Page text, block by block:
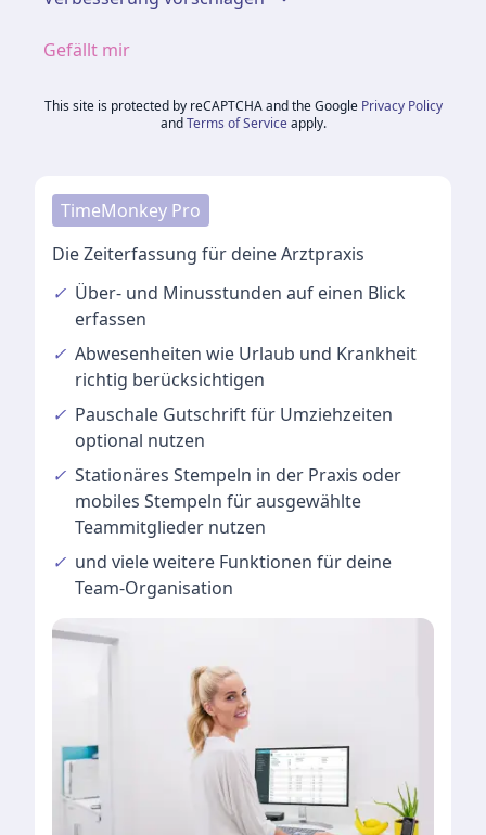
Gefällt mir
This site is protected by reCAPTCHA and the Google Privacy Policy
and Terms of Service apply.
TimeMonkey Pro
Die Zeiterfassung für deine Arztpraxis
✓ Über- und Minusstunden auf einen Blick
erfassen
✓ Abwesenheiten wie Urlaub und Krankheit
richtig berücksichtigen
✓ Pauschale Gutschriftfür Umziehzeiten
optional nutzen
✓ Stationäres Stempeln in der Praxis oder
mobiles Stempeln für ausgewählte
Teammitglieder nutzen
✓ und vieleweitere Funktionen für deine
Team-Organisation